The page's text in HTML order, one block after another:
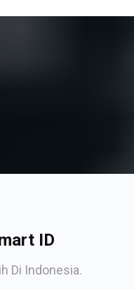
ID
Di Indonesia.